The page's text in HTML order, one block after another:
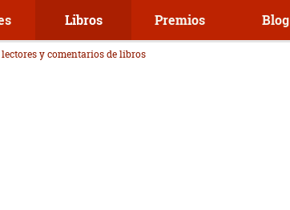
Libros Premios Blog
y comentarios de libros